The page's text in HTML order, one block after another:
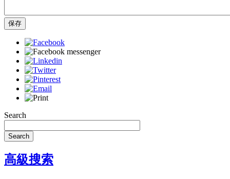
保存
Search
Search
高級搜索